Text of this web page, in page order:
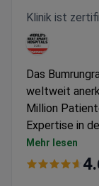
Klinik ist
Das
weltweit
Million
Expertise in
zählt zu den
aus über 190
Mehr lesen